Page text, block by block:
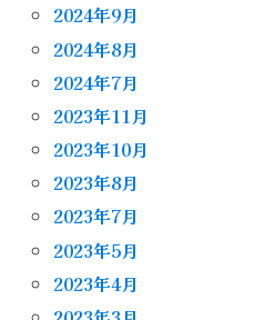
2024年9月
2024年8月
2024年7月
2023年11月
2023年10月
2023年8月
2023年7月
2023年5月
2023年4月